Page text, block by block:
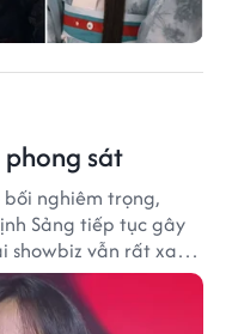
phong sát
nghiêm trọng,
Sảng tiếp tục gây
showbiz vẫn rất xa